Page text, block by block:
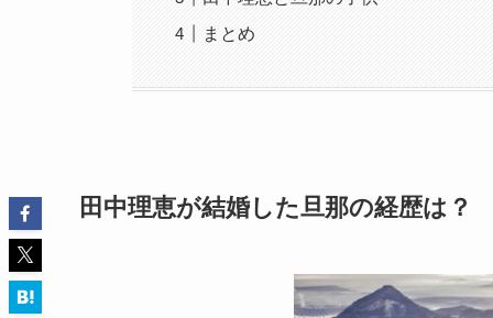
まとめ
田中理恵が結婚した旦那の経歴は？